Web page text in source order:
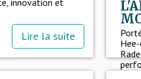
innovation et
Lire la suite